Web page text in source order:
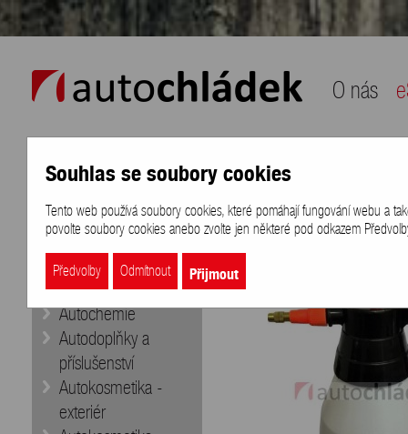
auto chládek O nás
Naše nabídka
Doporučujeme
Aditiva
Autobaterie
Autochemie
Autodoplňky a
příslušenství
Autokosmetika -
exteriér
Přihlášení
eShop>Pomůcky na mytí a úklid>
Souhlas se soubory cookies
Tento web používá soubory cookies, které pomáhají fungování webu a
povolte soubory cookies anebo zvolte jen některé pod odkazem
Předvolby Odmítnout Přijmout